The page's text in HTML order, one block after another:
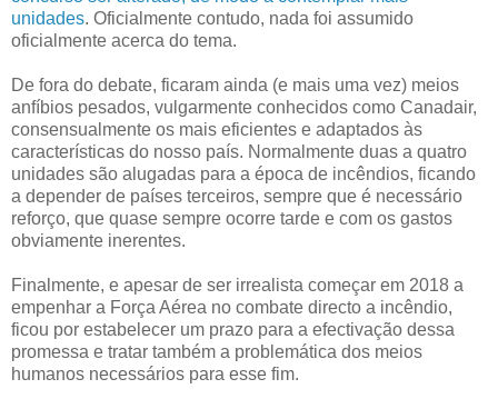
unidades. Oficialmente contudo, nada foi assumido
oficialmente acerca do tema.
De fora do debate, ficaram ainda (e mais uma vez) meios
anfíbios pesados, vulgarmente conhecidos como Canadair,
consensualmente os mais eficientes e adaptados às
características do nosso país. Normalmente duas a quatro
unidades são alugadas para a época de incêndios, ficando
a depender de países terceiros, sempre que é necessário
reforço, que quase sempre ocorre tarde e com os gastos
obviamente inerentes.
Finalmente, e apesar de ser irrealista começar em 2018 a
empenhar a Força Aérea no combate directo a incêndio,
ficou por estabelecer um prazo para a efectivação dessa
promessa e tratar também a problemática dos meios
humanos necessários para esse fim.